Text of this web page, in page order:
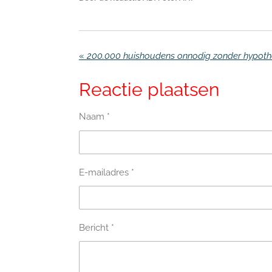
« 200.000 huishoudens onnodig zonder
Reactie plaatsen
Naam *
E-mailadres *
Bericht *